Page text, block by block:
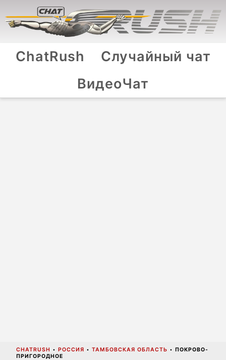
ChatRush
Случайный чат
ВидеоЧат
CHATRUSH • РОССИЯ • ТАМБОВСКАЯ ОБЛАСТЬ • ПОКРОВО-
ПРИГОРОДНОЕ